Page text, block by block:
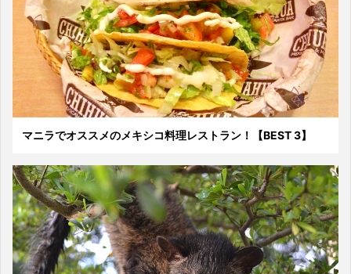
マニラでオススメのメキシコ料理レストラン！【BEST 3】